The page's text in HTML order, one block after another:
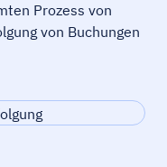
Prozess von
von Buchungen